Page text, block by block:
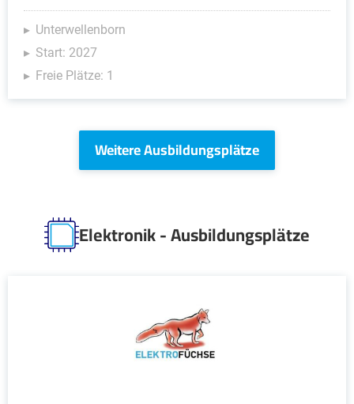
Unterwellenborn
Start: 2027
Freie Plätze: 1
Weitere Ausbildungsplätze
Elektronik - Ausbildungsplätze